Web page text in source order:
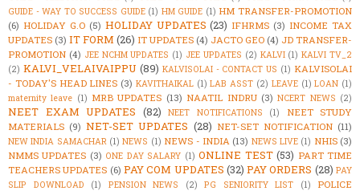
GUIDE - WAY TO SUCCESS GUIDE (1) HM GUIDE (1) HM TRANSFER-PROMOTION
(6) HOLIDAY G.O (5) HOLIDAY UPDATES (23) IFHRMS (3) INCOME TAX
UPDATES (3) IT FORM (26) IT UPDATES (4) JACTO GEO (4) JD TRANSFER-
PROMOTION (4) JEE NCHM UPDATES (1) JEE UPDATES (2) KALVI (1) KALVI TV_2
(2) KALVI_VELAIVAIPPU (89) KALVISOLAI - CONTACT US (1) KALVISOLAI
- TODAY'S HEAD LINES (3) KAVITHAIKAL (1) LAB ASST (2) LEAVE (1) LOAN (1)
maternity leave (1) MRB UPDATES (13) NAATIL INDRU (3) NCERT NEWS (2)
NEET EXAM UPDATES (82) NEET NOTIFICATIONS (1)
NEET STUDY
MATERIALS (9) NET-SET UPDATES (28) NET-SET NOTIFICATION (11)
NEW INDIA SAMACHAR (1) NEWS (1) NEWS - INDIA (13) NEWS LIVE (1) NHIS (3)
NMMS UPDATES (3) ONE DAY SALARY (1) ONLINE TEST (53) PART TIME
TEACHERS UPDATES (6) PAY COM UPDATES (32) PAY ORDERS (28) PAY
SLIP DOWNLOAD
(1) PENSION NEWS (2) PG SENIORITY LIST (1)
POLICE